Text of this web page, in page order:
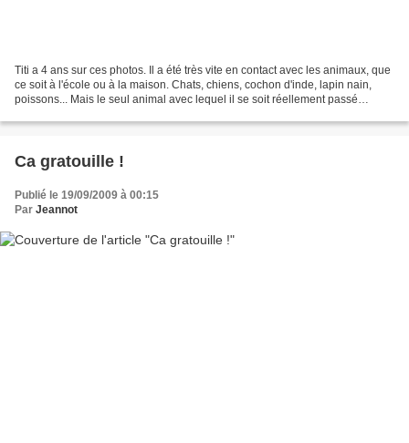
Titi a 4 ans sur ces photos. Il a été très vite en contact avec les animaux, que
ce soit à l'école ou à la maison. Chats, chiens, cochon d'inde, lapin nain,
poissons... Mais le seul animal avec lequel il se soit réellement passé
Ca gratouille !
Publié le 19/09/2009 à 00:15
Par Jeannot